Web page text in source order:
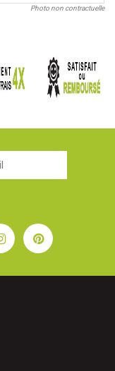
Photo non contractuelle
InstagramPinterest